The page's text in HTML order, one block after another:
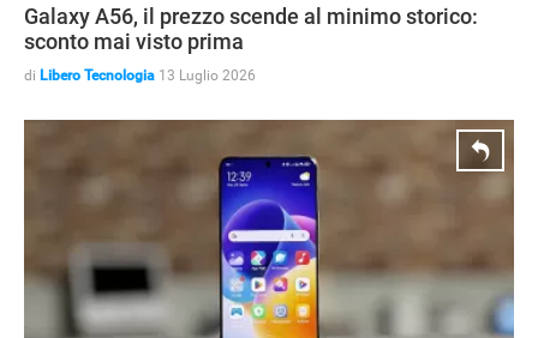
Galaxy A56, il prezzo scende al minimo storico:
sconto mai visto prima
di Libero Tecnologia 13 Luglio 2026